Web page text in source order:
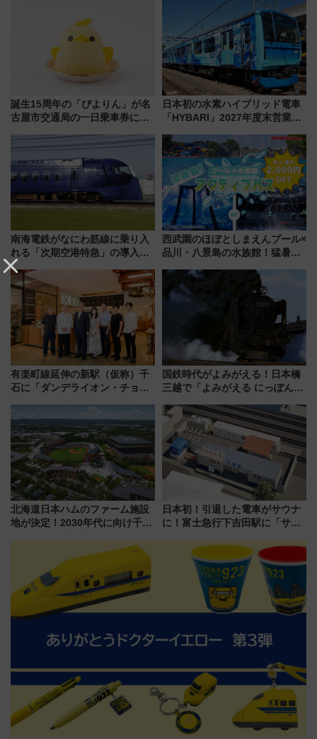
誕生15周年の「ぴよりん」が名
古屋市交通局の一日乗車券に！
定1万5000枚】
日本初の水素ハイブリッド電車
「HYBARI」2027年度末営業運
で水素利活用が加速
南海電鉄がなにわ筋線に乗り入
れる「次期空港特急」の導入を
決定！ピニンファリーナによる
日本初の鉄道デザイン
西武園のほぼとしまえんプール×
品川・八景島の水族館！猛暑を
夏休みをお得に楽しむ！
有楽町線延伸の新駅（仮称）千
石に「ダンデライオン・チョコ
くりとは？
国鉄時代がよみがえる！日本橋
三越で「よみがえる にっぽんの
敬の名作写真も、駅弁フェスも
同時開催！
北海道日本ハムのファーム施設
地が決定！2030年代に向け千歳
日本初！引退した電車がサウナ
に！富士急行下吉田駅に「サ電
業 行き交う電車の音や振動を
感じながら「ととのう」新感覚